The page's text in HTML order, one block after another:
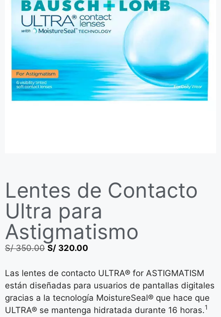
Lentes de Contacto
Ultra para
Astigmatismo
S/350.00 S/ 320.00
Las lentes de contacto ULTRA® for ASTIGMATISM
están diseñadas para usuarios de pantallas digitales
gracias a la tecnología MoistureSeal® que hace que
ULTRA® se mantenga hidratada durante 16 horas.1